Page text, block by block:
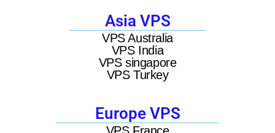
Asia VPS
VPS Australia
VPS India
VPS singapore
VPS Turkey
Europe VPS
VPS France